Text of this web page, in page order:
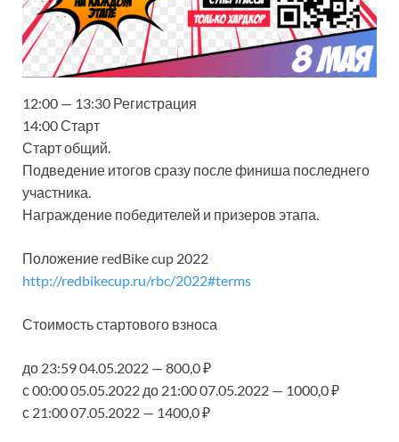
12:00 — 13:30 Регистрация
14:00 Старт
Старт общий.
Подведение итогов сразу после финиша последнего
участника.
Награждение победителей и призеров этапа.
Положение redBike cup 2022
http://redbikecup.ru/rbc/2022#terms
Стоимость стартового взноса
до 23:59 04.05.2022 — 800,0 ₽
с 00:00 05.05.2022 до 21:00 07.05.2022 — 1000,0 ₽
с 21:00 07.05.2022 — 1400,0 ₽